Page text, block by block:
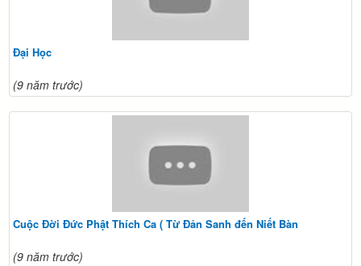
Đại Học
(9 năm trước)
Cuộc Đời Đức Phật Thích Ca ( Từ Đản Sanh đến Niết Bàn
(9 năm trước)